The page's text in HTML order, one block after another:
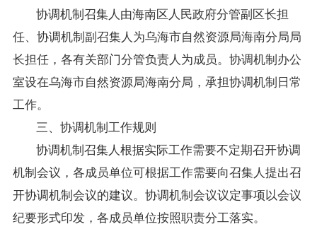
协调机制召集人由海南区人民政府分管副区长担
任、 协调机制 副 召集人 为乌海市自然资源局海南分局局
长担任，各有关部门分管负责人为成员。协调机制办公
室设在乌海市自然资源局海南分局 ，承担协调机制日常
工作。
三、协调机制工作规则
协调机制召集人根据实际工作需要不定期召开协调
机制会议，各成员单位可根据工作需要向召集人提出召
开协调机制会议的建议。协调机制会议议定事项以会议
纪要形式印发，各成员单位按照职责分工落实。